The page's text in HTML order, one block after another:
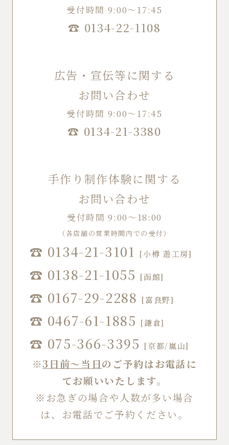
受付時間 9:00～17:45
☎ 0134-22-1108
広告・宣伝等に関する
お問い合わせ
受付時間 9:00～17:45
☎ 0134-21-3380
手作り制作体験に関する
お問い合わせ
受付時間 9:00～18:00
（各店舗の営業時間内での受付）
☎ 0134-21-3101 [小樽 遊工房]
☎ 0138-21-1055 [函館]
☎ 0167-29-2288 [富良野]
☎ 0467-61-1885 [鎌倉]
☎ 075-366-3395 [京都/嵐山]
※3日前～当日のご予約はお電話に
てお願いいたします。
※お急ぎの場合や人数が多い場合
は、お電話でご予約ください。